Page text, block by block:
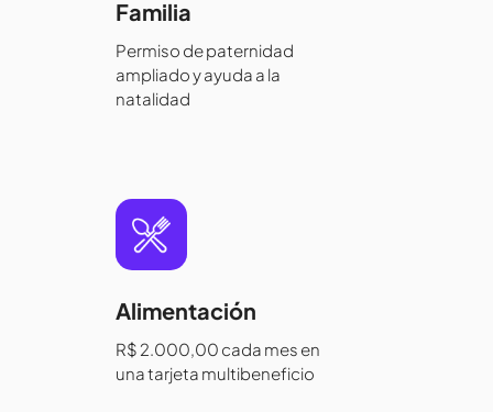
Familia
Permiso de paternidad
ampliado y ayuda a la
natalidad
Alimentación
R$ 2.000,00 cada mes en
una tarjeta multibeneficio